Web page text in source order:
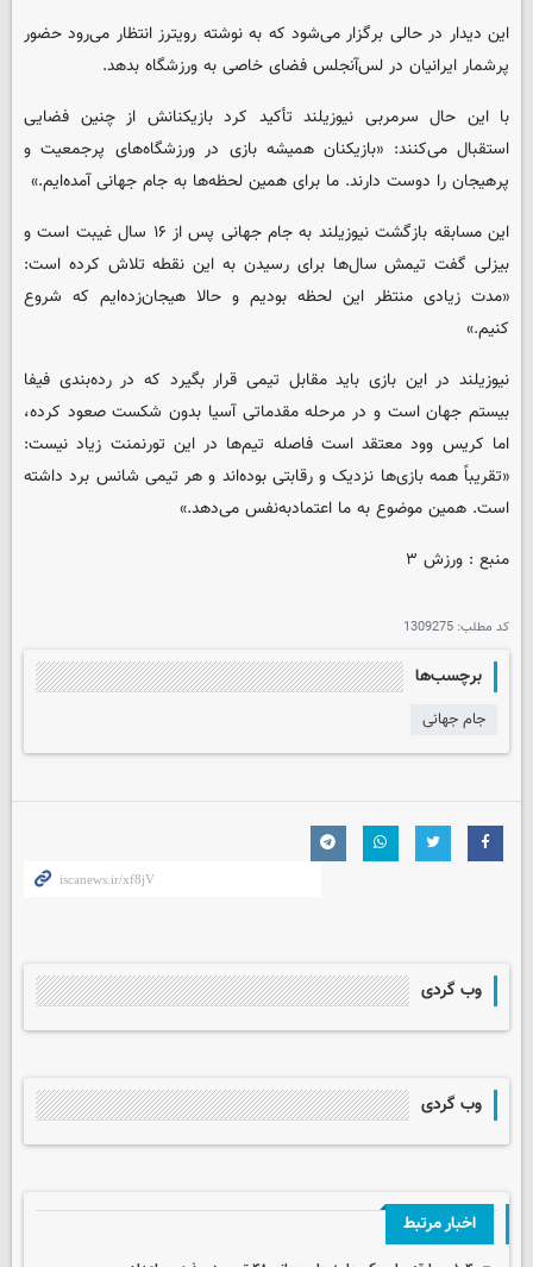
این دیدار در حالی برگزار می‌شود که به نوشته رویترز انتظار می‌رود حضور
پرشمار ایرانیان در لس‌آنجلس فضای خاصی به ورزشگاه بدهد.
با این حال سرمربی نیوزیلند تأکید کرد بازیکنانش از چنین فضایی
استقبال می‌کنند: «بازیکنان همیشه بازی در ورزشگاه‌های پرجمعیت و
پرهیجان را دوست دارند. ما برای همین لحظه‌ها به جام جهانی آمده‌ایم.»
این مسابقه بازگشت نیوزیلند به جام جهانی پس از ۱۶ سال غیبت است و
بیزلی گفت تیمش سال‌ها برای رسیدن به این نقطه تلاش کرده است:
«مدت زیادی منتظر این لحظه بودیم و حالا هیجان‌زده‌ایم که شروع
کنیم.»
نیوزیلند در این بازی باید مقابل تیمی قرار بگیرد که در رده‌بندی فیفا
بیستم جهان است و در مرحله مقدماتی آسیا بدون شکست صعود کرده،
اما کریس وود معتقد است فاصله تیم‌ها در این تورنمنت زیاد نیست:
«تقریباً همه بازی‌ها نزدیک و رقابتی بوده‌اند و هر تیمی شانس برد داشته
است. همین موضوع به ما اعتمادبه‌نفس می‌دهد.»
منبع : ورزش ۳
کد مطلب: 1309275
برچسب‌ها
جام جهانی
وب گردی
وب گردی
اخبار مرتبط